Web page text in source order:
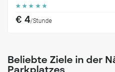
☆ ☆ ☆ ☆ ☆
€ 4/Stunde
Beliebte Ziele in der